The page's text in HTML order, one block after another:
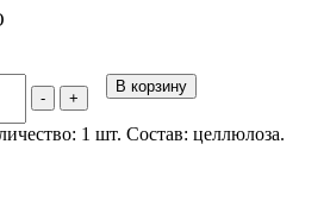
- +
В корзину
1 шт. Состав: целлюлоза.